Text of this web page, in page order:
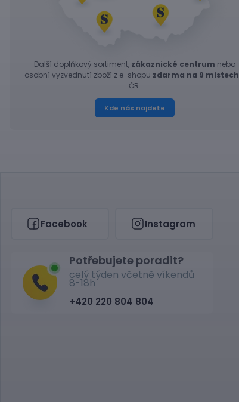
Další doplňkový sortiment, zákaznické centrum nebo
osobní vyzvednutí zboží z e-shopu zdarma na 9 místech
ČR.
Kde nás najdete
Facebook Instagram
Potřebujete poradit?
celý týden včetně víkendů
8-18h
+420 220 804 804